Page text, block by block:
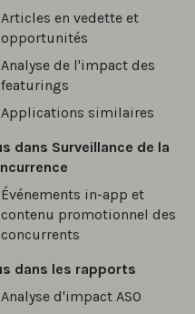
Articles en vedette et
opportunités
Analyse de l'impact des
featurings
Applications similaires
dans Surveillance de la
Événements in-app et
contenu promotionnel des
concurrents
dans les rapports
Analyse d'impact ASO